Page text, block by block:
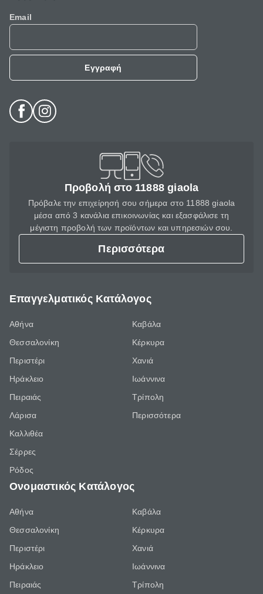
Email
Εγγραφή
Προβολή στο 11888 giaola
Πρόβαλε την επιχείρησή σου σήμερα στο 11888 giaola
μέσα από 3 κανάλια επικοινωνίας και εξασφάλισε τη
μέγιστη προβολή των προϊόντων και υπηρεσιών σου.
Περισσότερα
Επαγγελματικός Κατάλογος
Αθήνα
Θεσσαλονίκη
Περιστέρι
Ηράκλειο
Πειραιάς
Λάρισα
Καλλιθέα
Σέρρες
Ρόδος
Καβάλα
Κέρκυρα
Χανιά
Ιωάννινα
Τρίπολη
Περισσότερα
Ονομαστικός Κατάλογος
Αθήνα
Θεσσαλονίκη
Περιστέρι
Ηράκλειο
Πειραιάς
Καβάλα
Κέρκυρα
Χανιά
Ιωάννινα
Τρίπολη